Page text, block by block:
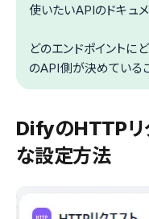
使いたいAPIのドキュメ
どのエンドポイントに
のAPI側が決めている
DifyのHTTPリ
な設定方法